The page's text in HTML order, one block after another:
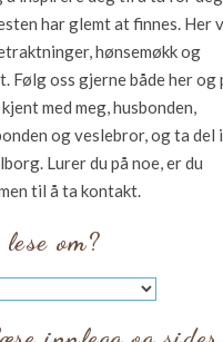
har glemt at finnes. Her
hønsemøkk og
Følg oss gjerne både her og
med meg, husbonden,
og veslebror, og ta del
Lurer du på noe, er du
til å ta kontakt.
om?